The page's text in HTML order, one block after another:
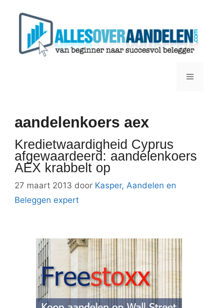
Menu
aandelenkoers aex
Kredietwaardigheid Cyprus
afgewaardeerd: aandelenkoers
AEX krabbelt op
27 maart 2013 door Kasper, Aandelen en
Beleggen expert